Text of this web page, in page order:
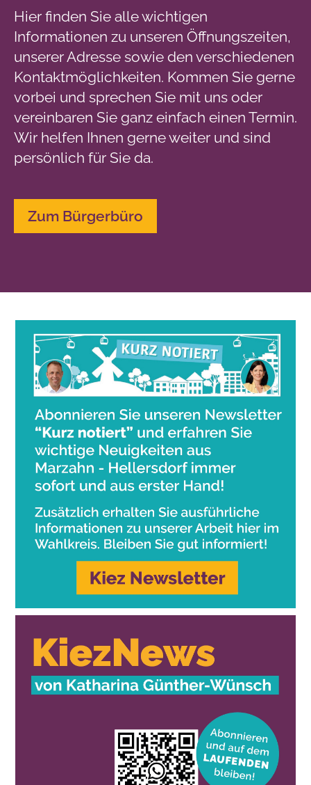
Hier finden Sie alle wichtigen
Informationen zu unseren Öffnungszeiten,
unserer Adresse sowie den verschiedenen
Kontaktmöglichkeiten. Kommen Sie gerne
vorbei und sprechen Sie mit uns oder
vereinbaren Sie ganz einfach einen Termin.
Wir helfen Ihnen gerne weiter und sind
persönlich für Sie da.
Zum Bürgerbüro